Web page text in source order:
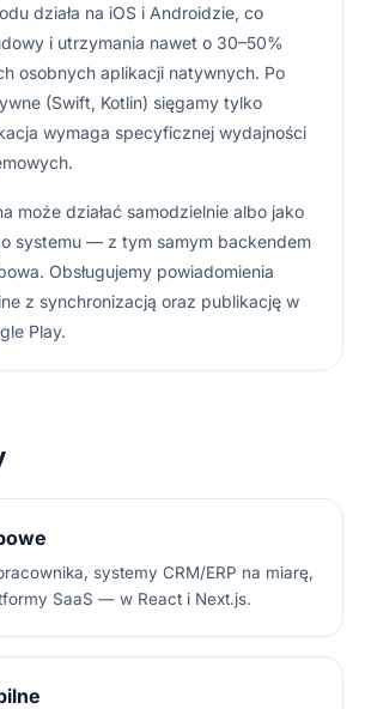
działa na iOS i Androidzie, co
i utrzymania nawet o 30–50%
osobnych aplikacji natywnych. Po
(Swift, Kotlin) sięgamy tylko
wymaga specyficznej wydajności
może działać samodzielnie albo jako
systemu — z tym samym backendem
Obsługujemy powiadomienia
z synchronizacją oraz publikację w
Play.
systemy CRM/ERP na miarę,
SaaS — w React i Next.js.